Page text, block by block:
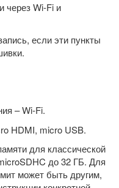
через Wi-Fi и
если эти пункты
– Wi-Fi.
HDMI, micro USB.
для классической
до 32 ГБ. Для
может быть другим,